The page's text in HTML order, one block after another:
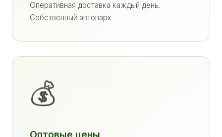
Оперативная доставка каждый день.
Собственный автопарк
💰
Оптовые цены